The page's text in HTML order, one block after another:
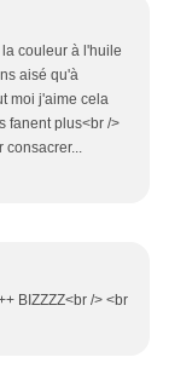
couleur à l'huile
aisé qu'à
moi j'aime cela
fanent plus<br />
consacrer...
BIZZZZ<br /> <br